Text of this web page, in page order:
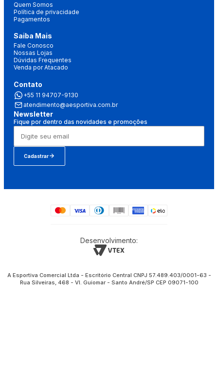
Quem Somos
Política de privacidade
Pagamentos
Saiba Mais
Fale Conosco
Nossas Lojas
Dúvidas Frequentes
Venda por Atacado
Contato
+55 11 94707-9130
atendimento@aesportiva.com.br
Newsletter
Fique por dentro das novidades e promoções
Cadastrar
Desenvolvimento:
A Esportiva Comercial Ltda - Escritório Central CNPJ 57.489.403/0001-63 -
Rua Silveiras, 468 - Vl. Guiomar - Santo André/SP CEP 09071-100